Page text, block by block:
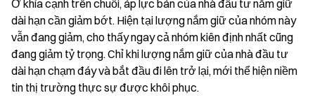
Ở khía cạnh trên chuỗi, áp lực bán của nhà đầu tư nắm giữ
dài hạn cần giảm bớt. Hiện tại lượng nắm giữ của nhóm này
vẫn đang giảm, cho thấy ngay cả nhóm kiên định nhất cũng
đang giảm tỷ trọng. Chỉ khi lượng nắm giữ của nhà đầu tư
dài hạn chạm đáy và bắt đầu đi lên trở lại, mới thể hiện niềm
tin thị trường thực sự được khôi phục.